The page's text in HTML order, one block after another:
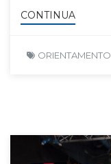
CONTINUA
ORIENTAMENTO